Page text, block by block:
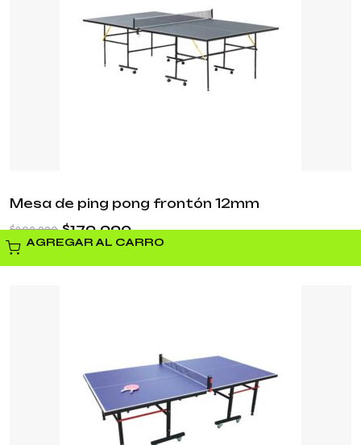
AGREGAR AL CARRO
Mesa de ping pong frontón 12mm
$209.990 $179.990